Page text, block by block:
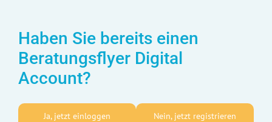
Haben Sie bereits einen
Beratungsflyer Digital
Account?
Ja, jetzt einloggen Nein, jetzt registrieren